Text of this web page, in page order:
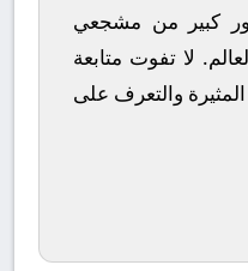
كبير من مشجعي
لا تفوت متابعة
المثيرة والتعرف على